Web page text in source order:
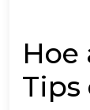
Hoe
Tips